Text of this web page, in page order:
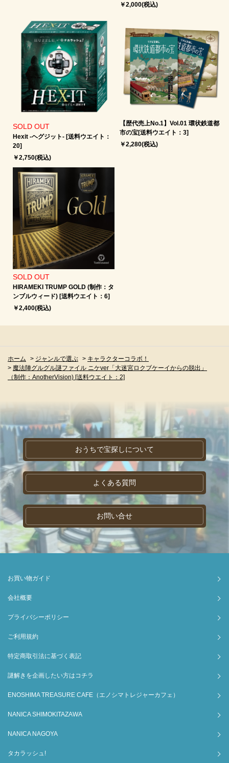
￥2,000(税込)
SOLD OUT
Hexit -ヘグジット‐ [送料ウエイト：
20]
￥2,750(税込)
【歴代売上No.1】Vol.01 環状鉄道都
市の宝[送料ウエイト：3]
￥2,280(税込)
SOLD OUT
HIRAMEKI TRUMP GOLD (制作：タ
ンブルウィード) [送料ウエイト：6]
￥2,400(税込)
ホーム > ジャンルで選ぶ > キャラクターコラボ！
> 魔法陣グルグル謎ファイル ニケver「大迷宮ロクブケーイからの脱出」
（制作：AnotherVision) [送料ウエイト：2]
おうちで宝探しについて
よくある質問
お問い合せ
お買い物ガイド
会社概要
プライバシーポリシー
ご利用規約
特定商取引法に基づく表記
謎解きを企画したい方はコチラ
ENOSHIMA TREASURE CAFE（エノシマトレジャーカフェ）
NANICA SHIMOKITAZAWA
NANICA NAGOYA
タカラッシュ!